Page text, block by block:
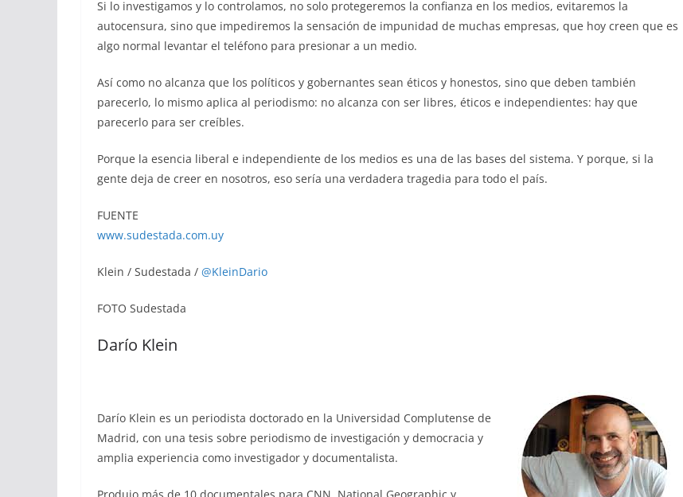
Si lo investigamos y lo controlamos, no solo protegeremos la confianza en los medios, evitaremos la
autocensura, sino que impediremos la sensación de impunidad de muchas empresas, que hoy creen que es
algo normal levantar el teléfono para presionar a un medio.
Así como no alcanza que los políticos y gobernantes sean éticos y honestos, sino que deben también
parecerlo, lo mismo aplica al periodismo: no alcanza con ser libres, éticos e independientes: hay que
parecerlo para ser creíbles.
Porque la esencia liberal e independiente de los medios es una de las bases del sistema. Y porque, si la
gente deja de creer en nosotros, eso sería una verdadera tragedia para todo el país.
FUENTE
www.sudestada.com.uy
Klein / Sudestada / @KleinDario
FOTO Sudestada
Darío Klein
Darío Klein es un periodista doctorado en la Universidad Complutense de
Madrid, con una tesis sobre periodismo de investigación y democracia y
amplia experiencia como investigador y documentalista.